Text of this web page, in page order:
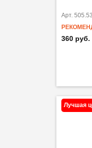
Арт.
360 руб.
Лучшая